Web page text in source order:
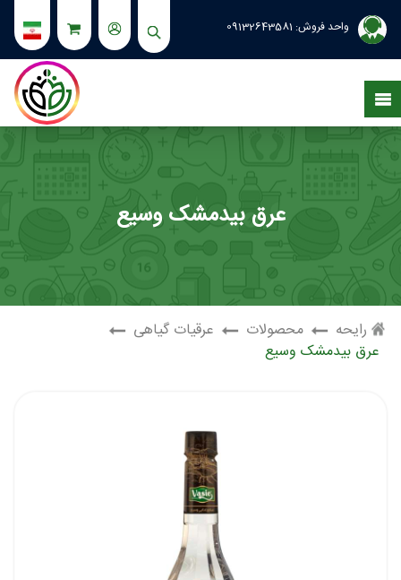
واحد فروش: 09132643581
عرق بیدمشک وسیع
رایحه محصولات
عرقیات گیاهی
عرق بیدمشک وسیع